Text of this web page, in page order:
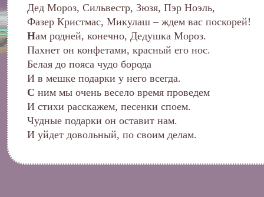
Дед Мороз, Сильвестр, Зюзя, Пэр Ноэль,
Фазер Кристмас, Микулаш – ждем вас поскорей!
Нам родней, конечно, Дедушка Мороз.
Пахнет он конфетами, красный его нос.
Белая до пояса чудо борода
И в мешке подарки у него всегда.
С ним мы очень весело время проведем
И стихи расскажем, песенки споем.
Чудные подарки он оставит нам.
И уйдет довольный, по своим делам.